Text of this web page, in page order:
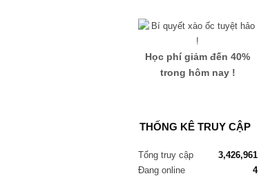
Học phí giảm đến 40%
trong hôm nay !
THỐNG KÊ TRUY CẬP
Tổng truy cập
3,426,961
Đang online
4